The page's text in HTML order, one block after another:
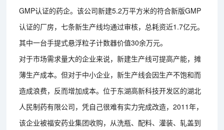
GMP认证的药企。该公司新建5.2万平方米的符合新版GMP
认证的厂房，七条新生产线均通过审核，总耗资近1.7亿元。
其中一台手提式悬浮粒子计数器价值30余万元。
对于市场需求量大的企业来说，新建生产线可提高产能，摊
薄生产成本。但对于中小企业，新生产线会因生产不饱和而
造成浪费，反而增加成本。位于东湖高新科技开发区的湖北
人民制药有限公司，凭自己很难有实力完成改造，2011年，
该企业被福安药业集团收购，从洗瓶、配料、灌装、轧盖到